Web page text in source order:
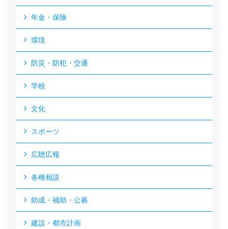
年金・保険
環境
防災・防犯・交通
学校
文化
スポーツ
広聴広報
各種相談
助成・補助・公募
建設・都市計画